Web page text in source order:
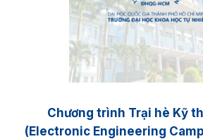
Chương trình Trại hè Kỹ
(Electronic Engineering